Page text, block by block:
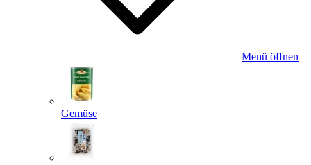
Menü öffnen
Gemüse